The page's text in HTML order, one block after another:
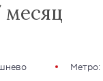
Метро: